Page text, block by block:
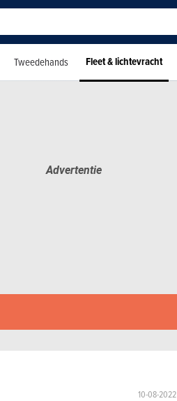
Tweedehands Fleet & lichtevracht
10-08-2022